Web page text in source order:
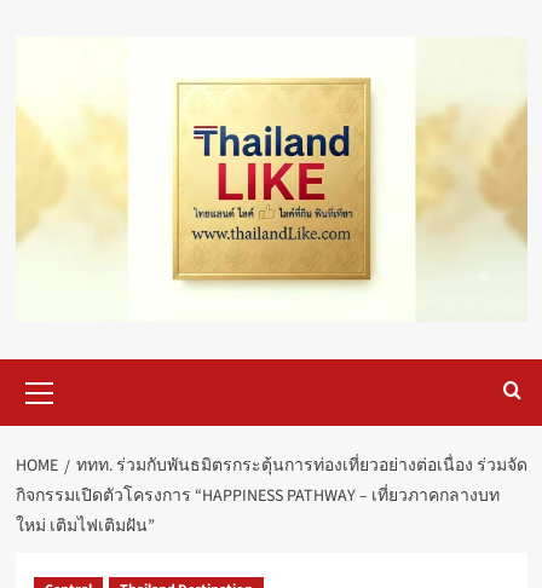
Menu
HOME
ททท. ร่วมกับพันธมิตรกระตุ้นการท่องเที่ยวอย่างต่อเนื่อง ร่วมจัด
กิจกรรมเปิดตัวโครงการ “HAPPINESS PATHWAY – เที่ยวภาคกลางบท
ใหม่ เติมไฟเติมฝัน”